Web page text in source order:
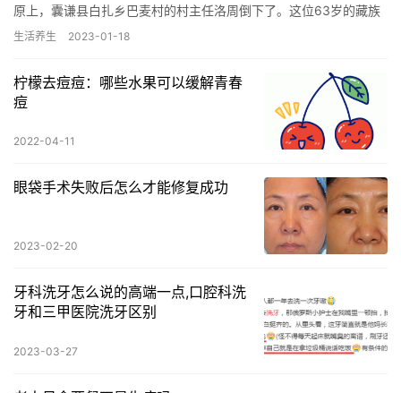
原上，囊谦县白扎乡巴麦村的村主任洛周倒下了。这位63岁的藏族
老人，生前最后一刻仍奋战在脱贫攻坚一线，即便是在意识模糊…
生活养生 2023-01-18
柠檬去痘痘：哪些水果可以缓解青春
痘
2022-04-11
眼袋手术失败后怎么才能修复成功
2023-02-20
牙科洗牙怎么说的高端一点,口腔科洗
牙和三甲医院洗牙区别
2023-03-27